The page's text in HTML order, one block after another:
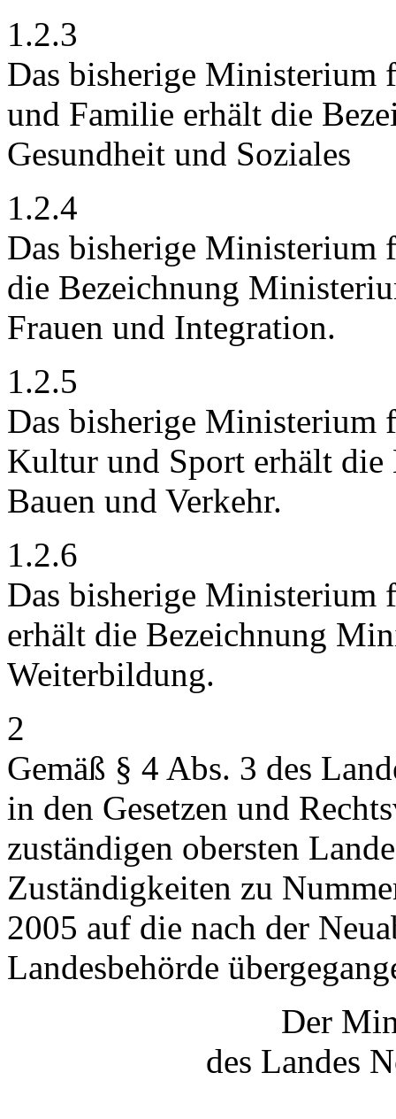
1.2.3
Das bisherige Ministerium
und Familie erhält die
Gesundheit und Soziales
1.2.4
Das bisherige Ministerium
die Bezeichnung
Frauen und Integration.
1.2.5
Das bisherige Ministerium
Kultur und Sport erhält
Bauen und Verkehr.
1.2.6
Das bisherige Ministerium
erhält die Bezeichnung
Weiterbildung.
2
Gemäß § 4 Abs. 3 des
in den Gesetzen und
zuständigen obersten
Zuständigkeiten zu
2005 auf die nach der
Landesbehörde
Der
des Landes